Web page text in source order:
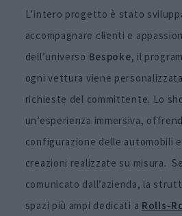
L’intero progetto è stato
accompagnare clienti e
dell’universo Bespoke, il
ogni vettura viene
richieste del committente. Lo
un’esperienza immersiva,
configurazione delle automobili
creazioni realizzate su misura.
comunicato dall’azienda, la
spazi più ampi dedicati a Rolls-